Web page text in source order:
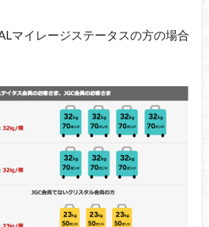
マイレージステータスの方の場合